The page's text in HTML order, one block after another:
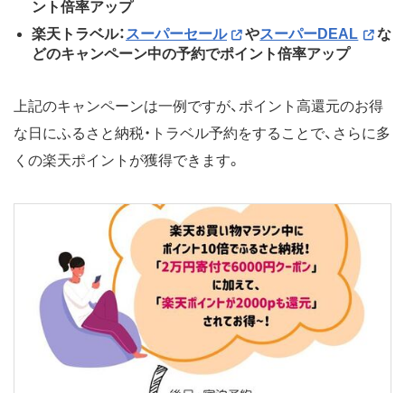
ント倍率アップ
楽天トラベル： スーパーセール やスーパーDEAL
な
どのキャンペーン中の予約でポイント倍率アップ
上記のキャンペーンは一例ですが、ポイント高還元のお得
な日にふるさと納税・トラベル予約をすることで、さらに多
くの楽天ポイントが獲得できます。